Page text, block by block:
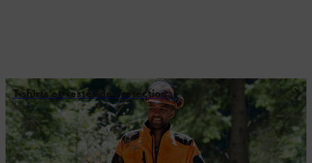
T-shirts et vestes de protection